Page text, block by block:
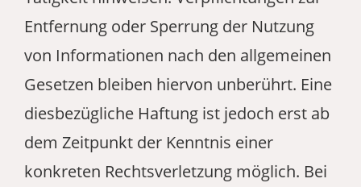
Entfernung oder Sperrung der Nutzung
von Informationen nach den allgemeinen
Gesetzen bleiben hiervon unberührt. Eine
diesbezügliche Haftung ist jedoch erst ab
dem Zeitpunkt der Kenntnis einer
konkreten Rechtsverletzung möglich. Bei